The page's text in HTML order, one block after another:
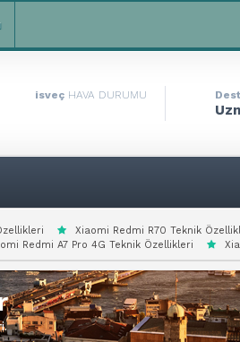
isveç HAVA DURUMU
Xiaomi Redmi R70 Teknik
Redmi A7 Pro 4G Teknik Özellikleri